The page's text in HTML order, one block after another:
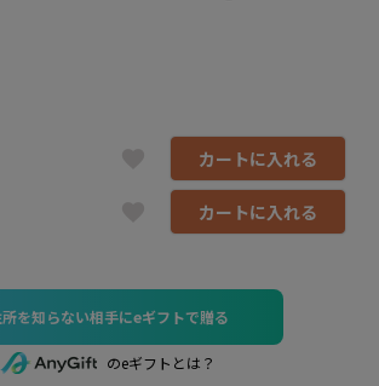
カートに入れる
カートに入れる
を知らない相手にeギフトで贈る
のeギフトとは？